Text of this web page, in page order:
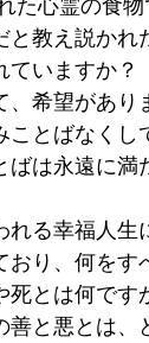
教え説かれ
ていますか？
、希望があ
ことばなく
は永遠に満
る幸福人生
おり、何を
死とは何です
と悪とは、